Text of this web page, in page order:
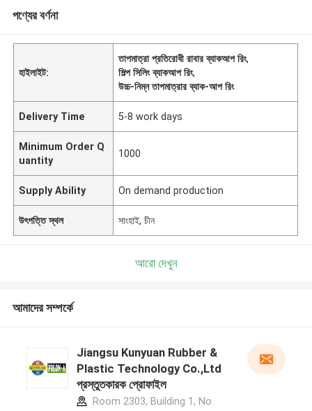
পণ্যের বর্ণনা
হাইলাইট:
তাপমাত্রা প্রতিরোধী রাবার ব্যাকআপ রিং,
শিল্প সিলিং ব্যাকআপ রিং,
উচ্চ-নিম্ন তাপমাত্রার ব্যাক-আপ রিং
Delivery Time 5-8 work days
Minimum Order Q
uantity
1000
Supply Ability On demand production
উৎপত্তি স্থল সাংহাই, চীন
আরো দেখুন
আমাদের সম্পর্কে
Jiangsu Kunyuan Rubber &
Plastic Technology Co.,Ltd
প্রস্তুতকারক প্রোফাইল
Room 2303, Building 1, No.